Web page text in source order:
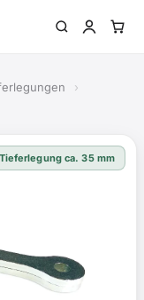
›
Tieferlegung ca. 35 mm